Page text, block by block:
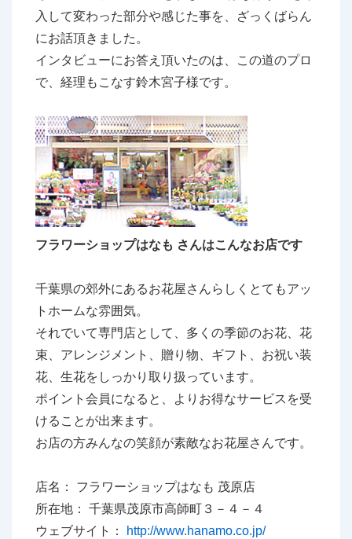
入して変わった部分や感じた事を、ざっくばらん
にお話頂きました。
インタビューにお答え頂いたのは、この道のプロ
で、経理もこなす鈴木宮子様です。
フラワーショップはなも さんはこんなお店です
千葉県の郊外にあるお花屋さんらしくとてもアッ
トホームな雰囲気。
それでいて専門店として、多くの季節のお花、花
束、アレンジメント、贈り物、ギフト、お祝い装
花、生花をしっかり取り扱っています。
ポイント会員になると、よりお得なサービスを受
けることが出来ます。
お店の方みんなの笑顔が素敵なお花屋さんです。
店名： フラワーショップはなも 茂原店
所在地： 千葉県茂原市高師町３－４－４
ウェブサイト：
http://www.hanamo.co.jp/